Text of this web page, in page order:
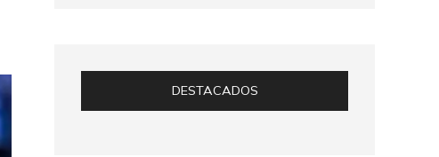
DESTACADOS